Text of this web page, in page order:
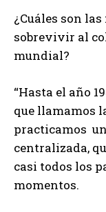
¿Cuáles son
sobrevivir al
mundial?
“Hasta el año
que llamamos
practicamos
centralizada,
casi todos los
momentos.